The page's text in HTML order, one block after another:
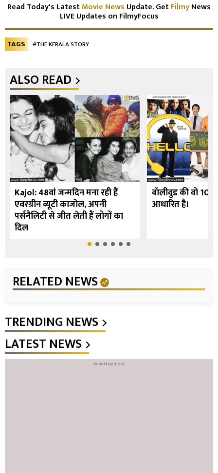
Read Today's LatestMovie News Update. GetFilmyNews
LIVE Updates on FilmyFocus
TAGS #THE KERALA STORY
ALSO READ
Kajol: 48वां जन्मदिन मना रही हैं
एवरग्रीन ब्यूटी काजोल, अपनी
पर्सनैलिटी से जीत लेती हैं लोगों का
दिल
बॉलीवुड की वो 10
आधारित है।
RELATED NEWS
TRENDING NEWS
LATEST NEWS